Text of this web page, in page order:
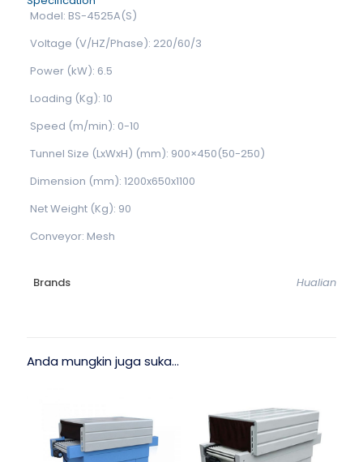
Model: BS-4525A(S)
Voltage (V/HZ/Phase): 220/60/3
Power (kW): 6.5
Loading (Kg): 10
Speed (m/min): 0-10
Tunnel Size (LxWxH) (mm): 900×450(50-250)
Dimension (mm): 1200x650x1100
Net Weight (Kg): 90
Conveyor: Mesh
Brands Hualian
Anda mungkin juga suka…